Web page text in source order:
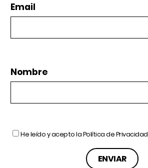
Email
Nombre
He leído y acepto laPolítica de Privacidad